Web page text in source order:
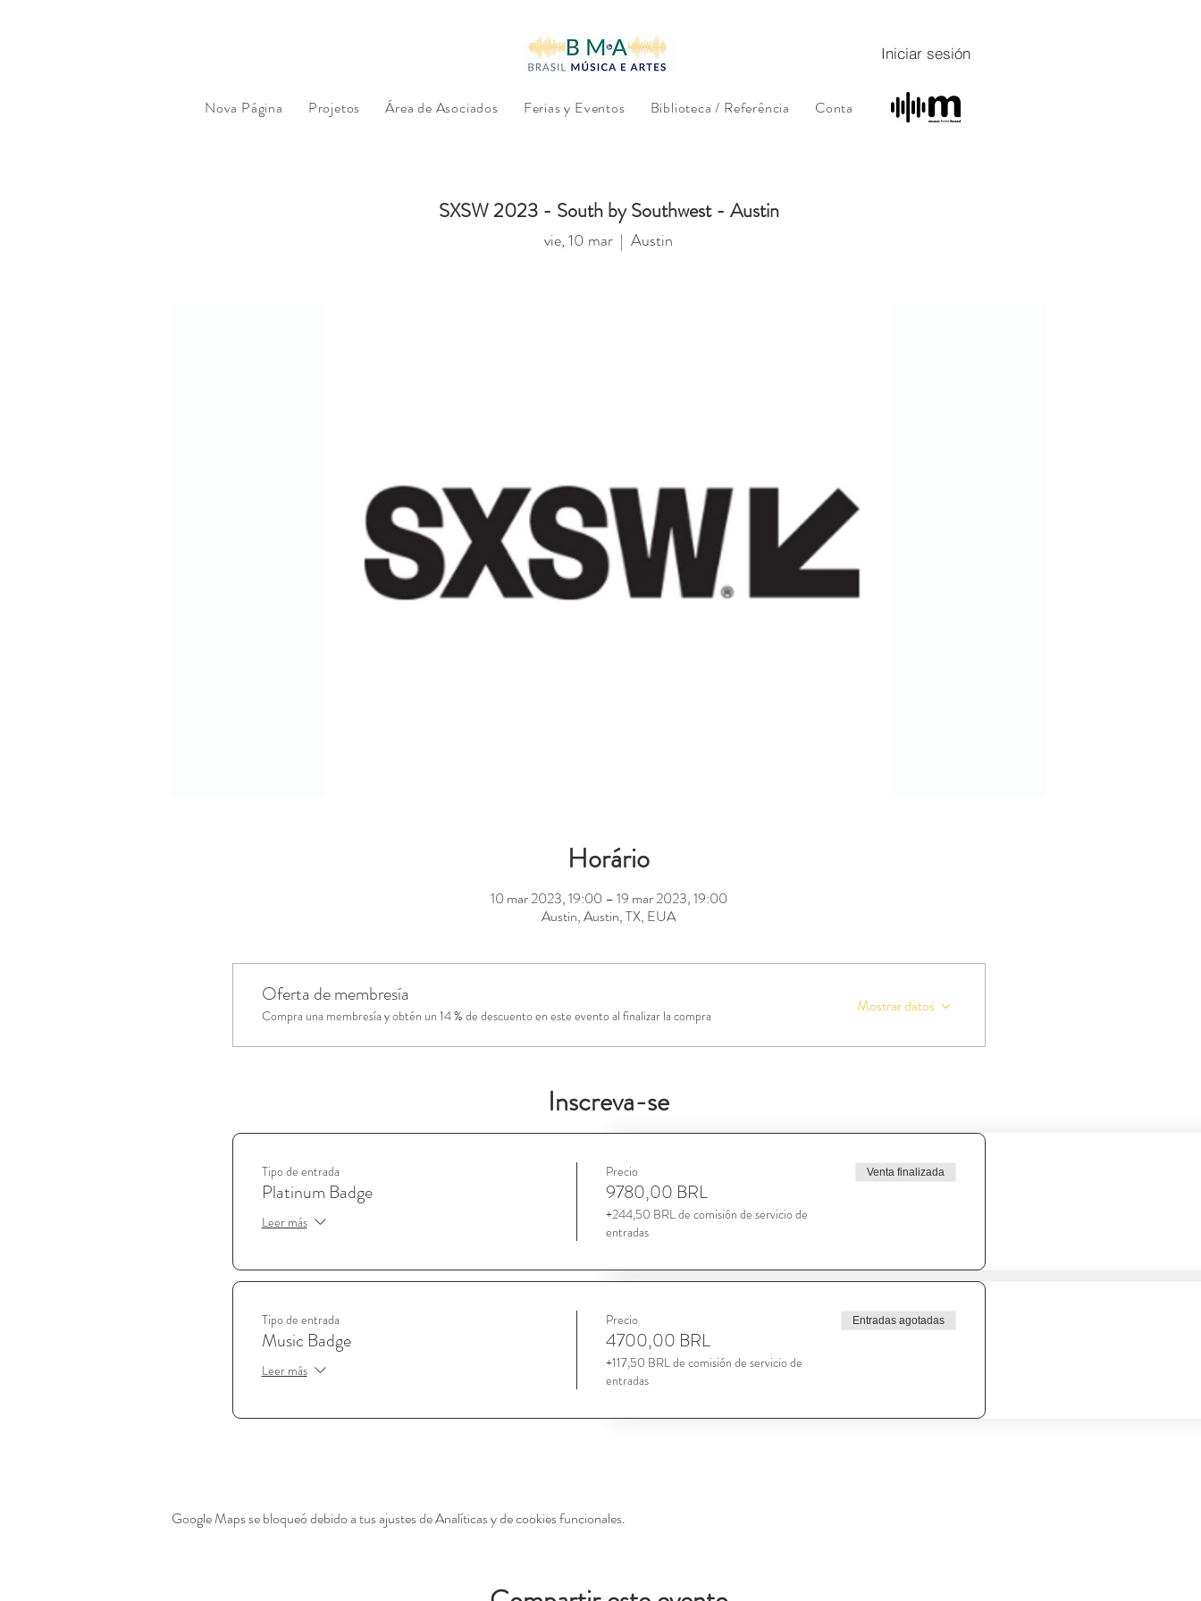
Iniciar sesión
Nova Página Projetos Área de Asociados Ferias y Eventos Biblioteca / Referência Contacto Sobre Sobre
SXSW 2023 - South by Southwest - Austin
vie, 10 mar
  |
Austin
Horário
10 mar 2023, 19:00 – 19 mar 2023, 19:00
Austin, Austin, TX, EUA
Oferta de membresía
Compra una membresía y obtén un 14 % de descuento en este evento al finalizar la compra Mostrar datos
Inscreva-se
Tipo de entrada
Platinum Badge
Leer más
Precio
9780,00 BRL
+244,50 BRL de comisión de servicio de
entradas
Venta finalizada
Tipo de entrada
Music Badge
Leer más
Precio
4700,00 BRL
+117,50 BRL de comisión de servicio de
entradas
Entradas agotadas
Google Maps se bloqueó debido a tus ajustes de Analíticas y de cookies funcionales.